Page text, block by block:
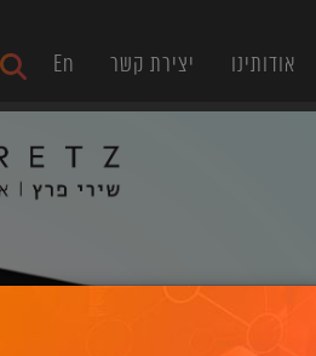
אודותינו יצירת קשר En